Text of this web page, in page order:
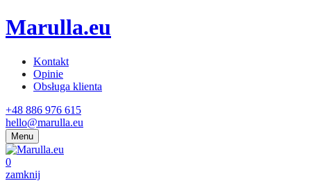
Marulla.eu
Kontakt
Opinie
Obsługa klienta
+48 886 976 615
hello@marulla.eu
Menu
0
zamknij